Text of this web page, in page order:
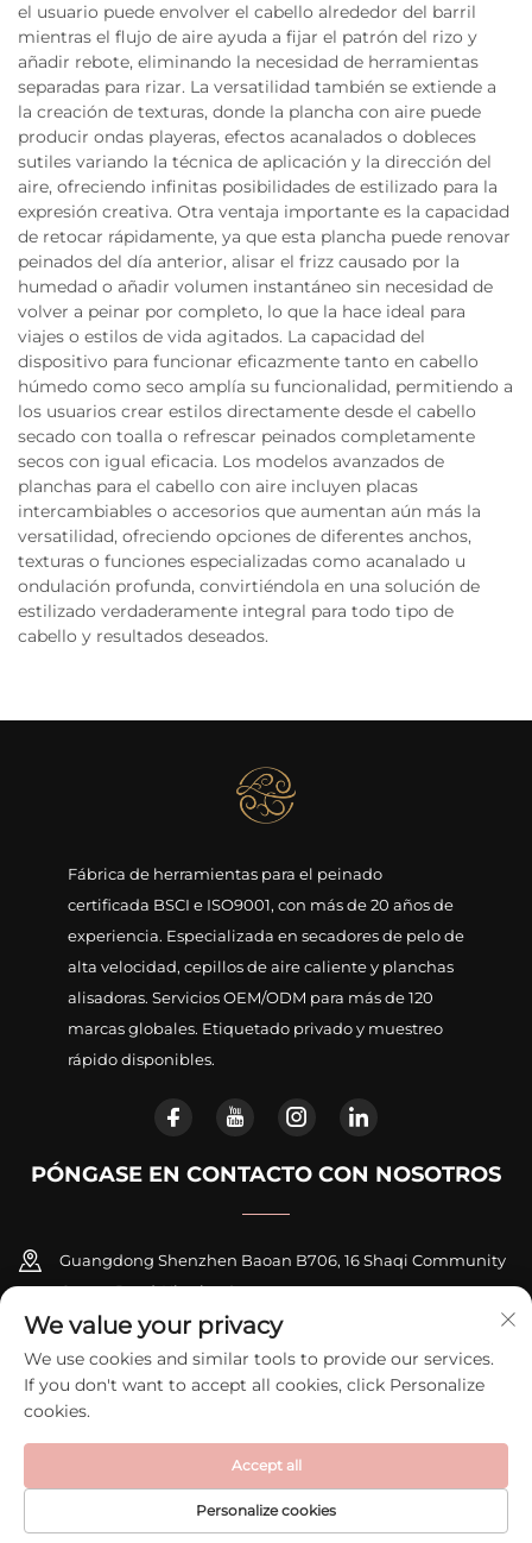
el usuario puede envolver el cabello alrededor del barril
mientras el flujo de aire ayuda a fijar el patrón del rizo y
añadir rebote, eliminando la necesidad de herramientas
separadas para rizar. La versatilidad también se extiende a
la creación de texturas, donde la plancha con aire puede
producir ondas playeras, efectos acanalados o dobleces
sutiles variando la técnica de aplicación y la dirección del
aire, ofreciendo infinitas posibilidades de estilizado para la
expresión creativa. Otra ventaja importante es la capacidad
de retocar rápidamente, ya que esta plancha puede renovar
peinados del día anterior, alisar el frizz causado por la
humedad o añadir volumen instantáneo sin necesidad de
volver a peinar por completo, lo que la hace ideal para
viajes o estilos de vida agitados. La capacidad del
dispositivo para funcionar eficazmente tanto en cabello
húmedo como seco amplía su funcionalidad, permitiendo a
los usuarios crear estilos directamente desde el cabello
secado con toalla o refrescar peinados completamente
secos con igual eficacia. Los modelos avanzados de
planchas para el cabello con aire incluyen placas
intercambiables o accesorios que aumentan aún más la
versatilidad, ofreciendo opciones de diferentes anchos,
texturas o funciones especializadas como acanalado u
ondulación profunda, convirtiéndola en una solución de
estilizado verdaderamente integral para todo tipo de
cabello y resultados deseados.
Fábrica de herramientas para el peinado
certificada BSCI e ISO9001, con más de 20 años de
experiencia. Especializada en secadores de pelo de
alta velocidad, cepillos de aire caliente y planchas
alisadoras. Servicios OEM/ODM para más de 120
marcas globales. Etiquetado privado y muestreo
rápido disponibles.
PÓNGASE EN CONTACTO CON NOSOTROS
Guangdong Shenzhen Baoan B706, 16 Shaqi Community
Centre Road, Xinqiao Street
+86-18948311339
[email protected]
Derechos de autor © 2026 Shenzhen Zexi Intelligent Electronics Co.,
Ltd. Todos los derechos reservados. Política de privacidad
PÁGINA DE CORREO
We value your privacy
We use cookies and similar tools to provide our services.
If you don't want to accept all cookies, click Personalize
cookies.
Personalize cookies
Accept all